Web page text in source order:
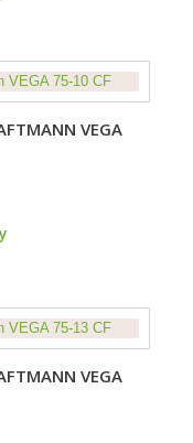
VEGA
VEGA